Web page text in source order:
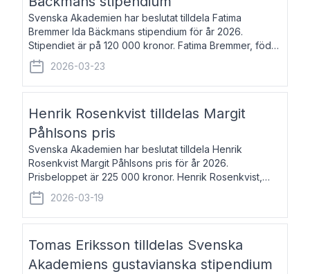
Svenska Akademien har beslutat tilldela Fatima
Bremmer Ida Bäckmans stipendium för år 2026.
Stipendiet är på 120 000 kronor. Fatima Bremmer, född
1977, är journalist och författare. Hon utkom i fjol med
boken Ligan. Klarakvarterens blodsyst
2026-03-23
Henrik Rosenkvist tilldelas Margit
Påhlsons pris
Svenska Akademien har beslutat tilldela Henrik
Rosenkvist Margit Påhlsons pris för år 2026.
Prisbeloppet är 225 000 kronor. Henrik Rosenkvist,
född 1965, är professor i nordiska språk vid Göteborgs
universitet. Han disputerade 2004 på avhan
2026-03-19
Tomas Eriksson tilldelas Svenska
Akademiens gustavianska stipendium